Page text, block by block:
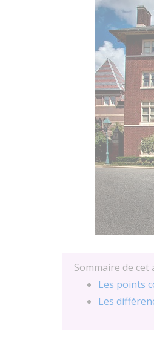
Sommaire de cet
Les points
Les